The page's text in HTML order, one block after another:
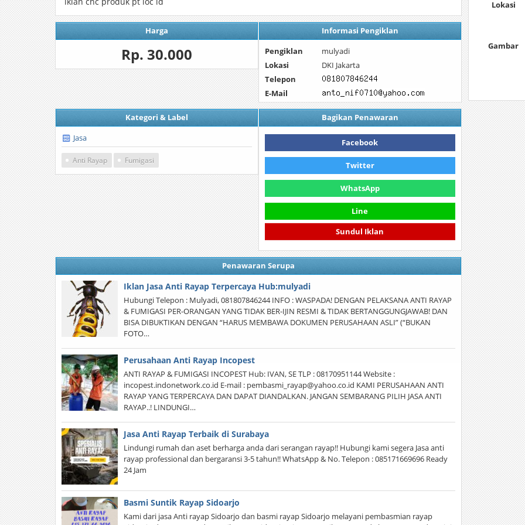
Harga
Rp. 30.000
Informasi Pengiklan
Pengiklan
mulyadi
Lokasi
DKI Jakarta
Telepon
E-Mail
Kategori & Label
Jasa
Anti Rayap Fumigasi
Bagikan Penawaran
Facebook
Twitter
WhatsApp
Line
Sundul Iklan
Penawaran Serupa
Iklan Jasa Anti Rayap Terpercaya Hub:mulyadi
Hubungi Telepon : Mulyadi, 081807846244 INFO : WASPADA! DENGAN PELAKSANA ANTI RAYAP
& FUMIGASI PER-ORANGAN YANG TIDAK BER-IJIN RESMI & TIDAK BERTANGGUNGJAWAB! DAN
BISA DIBUKTIKAN DENGAN “HARUS MEMBAWA DOKUMEN PERUSAHAAN ASLI” (“BUKAN
FOTO…
Perusahaan Anti Rayap Incopest
ANTI RAYAP & FUMIGASI INCOPEST Hub: IVAN, SE TLP : 08170951144 Website :
incopest.indonetwork.co.id E-mail : pembasmi_rayap@yahoo.co.id KAMI PERUSAHAAN ANTI
RAYAP YANG TERPERCAYA DAN DAPAT DIANDALKAN. JANGAN SEMBARANG PILIH JASA ANTI
RAYAP..! LINDUNGI…
Jasa Anti Rayap Terbaik di Surabaya
Lindungi rumah dan aset berharga anda dari serangan rayap!! Hubungi kami segera Jasa anti
rayap professional dan bergaransi 3-5 tahun!! WhatsApp & No. Telepon : 085171669696 Ready
24 Jam
Basmi Suntik Rayap Sidoarjo
Kami dari jasa Anti rayap Sidoarjo dan basmi rayap Sidoarjo melayani pembasmian rayap
Lokasi
Gambar